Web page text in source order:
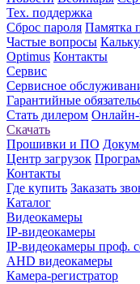
Тех. поддержка
Сброс пароля Памятка
Частые вопросы
Optimus Контакты
Сервис
Сервисное
Гарантийные
Стать дилером Онлайн-
Скачать
Прошивки и ПО
Центр загрузок
Контакты
Где купить Заказать
Каталог
Видеокамеры
IP-видеокамеры
IP-видеокамеры проф.
AHD видеокамеры
Камера-регистратор